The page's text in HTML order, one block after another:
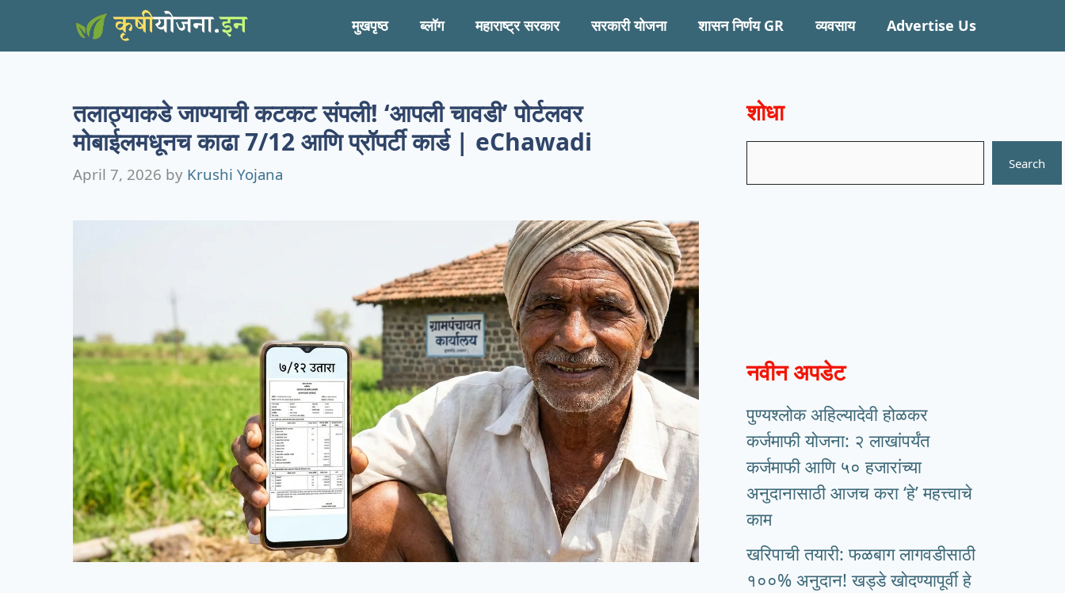
मुखपृष्ठ ब्लॉग महाराष्ट्र सरकार सरकारी योजना शासन निर्णय GR व्यवसाय Advertise Us
तलाठ्याकडे जाण्याची कटकट संपली! ‘आपली चावडी’ पोर्टलवर
मोबाईलमधूनच काढा 7/12 आणि प्रॉपर्टी कार्ड | eChawadi
April 7, 2026 by Krushi Yojana
शोधा
Search
नवीन अपडेट
पुण्यश्लोक अहिल्यादेवी होळकर
कर्जमाफी योजना: २ लाखांपर्यंत
कर्जमाफी आणि ५० हजारांच्या
अनुदानासाठी आजच करा ‘हे’ महत्त्वाचे
काम
खरिपाची तयारी: फळबाग लागवडीसाठी
१००% अनुदान! खड्डे खोदण्यापूर्वी हे